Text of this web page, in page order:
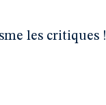
les critiques !